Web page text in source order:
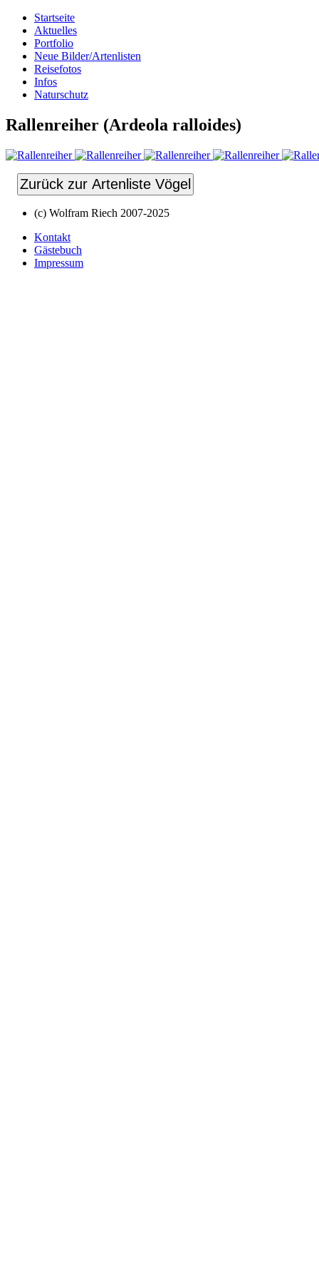
Startseite
Aktuelles
Portfolio
Neue Bilder/Artenlisten
Reisefotos
Infos
Naturschutz
Rallenreiher (Ardeola ralloides)
Zurück zur Artenliste Vögel
(c) Wolfram Riech 2007-2025
Kontakt
Gästebuch
Impressum